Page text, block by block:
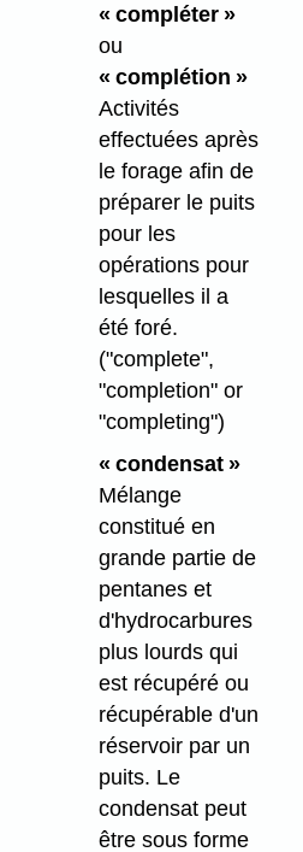
« compléter »
ou
« complétion »
Activités
effectuées après
le forage afin de
préparer le puits
pour les
opérations pour
lesquelles il a
été foré.
("complete",
"completion" or
"completing")
« condensat »
Mélange
constitué en
grande partie de
pentanes et
d'hydrocarbures
plus lourds qui
est récupéré ou
récupérable d'un
réservoir par un
puits. Le
condensat peut
être sous forme